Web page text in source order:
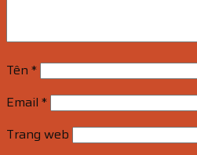
Tên *
Email *
Trang web